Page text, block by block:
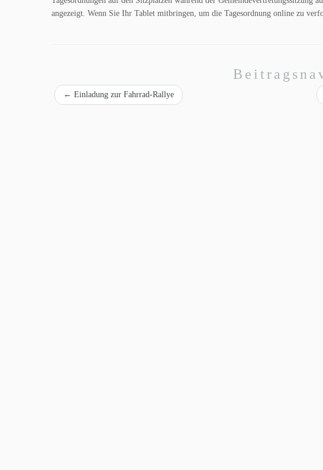
angezeigt. Wenn Sie Ihr Tablet mitbringen, um die Tagesordnung online zu
← Einladung zur Fahrrad-Rallye